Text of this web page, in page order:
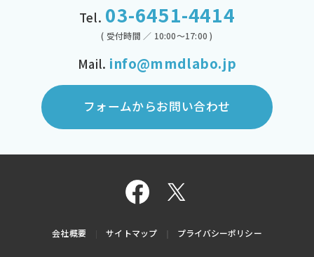
Tel. 03-6451-4414
( 受付時間 ／ 10:00～17:00 )
Mail. info@mmdlabo.jp
フォームからお問い合わせ
会社概要 サイトマップ プライバシーポリシー